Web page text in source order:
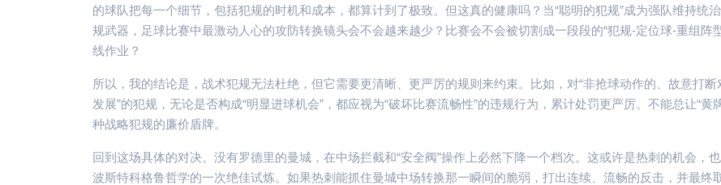
的球队把每一个细节，包括犯规的时机和成本，都算计到了极致。但这真的健康吗？当“聪明的犯规”成为强队维持统
规武器，足球比赛中最激动人心的攻防转换镜头会不会越来越少？比赛会不会被切割成一段段的“犯规-定位球-重组阵
线作业？
所以，我的结论是，战术犯规无法杜绝，但它需要更清晰、更严厉的规则来约束。比如，对“非抢球动作的、故意打断
发展”的犯规，无论是否构成“明显进球机会”，都应视为“破坏比赛流畅性”的违规行为，累计处罚更严厉。不能总让“黄
种战略犯规的廉价盾牌。
回到这场具体的对决。没有罗德里的曼城，在中场拦截和“安全阀”操作上必然下降一个档次。这或许是热刺的机会，
波斯特科格鲁哲学的一次绝佳试炼。如果热刺能抓住曼城中场转换那一瞬间的脆弱，打出连续、流畅的反击，并最终
热刺对阵
热刺 vs
局”，战
2026-04-20